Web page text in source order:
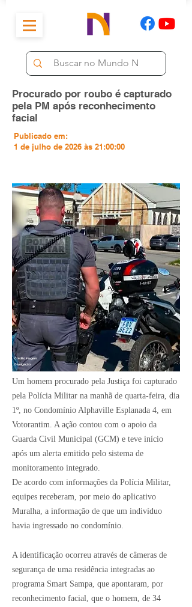
Procurado por roubo é capturado
pela PM após reconhecimento
facial
Publicado em:
1 de julho de 2026 às 21:00:00
Divulgação
Crédito Imagem:
Um homem procurado pela Justiça foi capturado
pela Polícia Militar na manhã de quarta-feira, dia
1º, no Condomínio Alphaville Esplanada 4, em
Votorantim. A ação contou com o apoio da
Guarda Civil Municipal (GCM) e teve início
após um alerta emitido pelo sistema de
monitoramento integrado.
De acordo com informações da Polícia Militar,
equipes receberam, por meio do aplicativo
Muralha, a informação de que um indivíduo
havia ingressado no condomínio.
A identificação ocorreu através de câmeras de
segurança de uma residência integradas ao
programa Smart Sampa, que apontaram, por
reconhecimento facial, que o homem, de 34